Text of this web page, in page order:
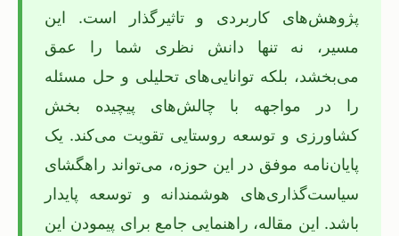
پژوهش‌های کاربردی و تاثیرگذار است. این
مسیر، نه تنها دانش نظری شما را عمق
می‌بخشد، بلکه توانایی‌های تحلیلی و حل مسئله
را در مواجهه با چالش‌های پیچیده بخش
کشاورزی و توسعه روستایی تقویت می‌کند. یک
پایان‌نامه موفق در این حوزه، می‌تواند راهگشای
سیاست‌گذاری‌های هوشمندانه و توسعه پایدار
باشد. این مقاله، راهنمایی جامع برای پیمودن این